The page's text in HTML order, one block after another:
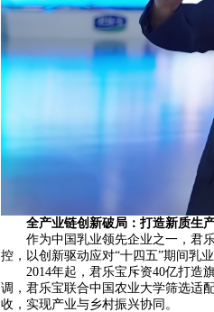
全产业链创新破局 ：打造新质生
作为中国乳业领先企业之一，君
控，以创新驱动应对“十四五”期间乳
2014年起，君乐宝斥资40亿打造
调，君乐宝联合中国农业大学筛选适
收，实现产业与乡村振兴协同。